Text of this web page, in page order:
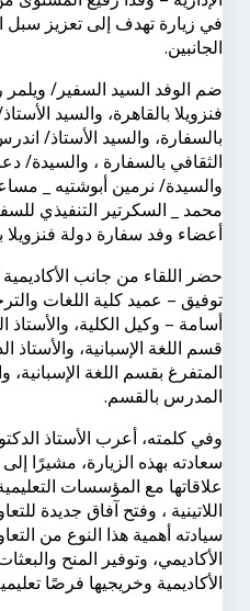
في زيارة تهدف إلى تعزيز سبل
الجانبين.
ضم الوفد السيد السفير/
فنزويلا بالقاهرة، والسيد
بالسفارة، والسيد الأستاذ/
الثقافي بالسفارة ، والسيدة/
والسيدة/ نرمين أبوشتيه _
محمد _ السكرتير التنفيذي
أعضاء وفد سفارة دولة فنزويلا
حضر اللقاء من جانب
توفيق – عميد كلية اللغات
أسامة – وكيل الكلية،
قسم اللغة الإسبانية، والأستاذ
المتفرغ بقسم اللغة
المدرس بالقسم.
وفي كلمته، أعرب الأستاذ
سعادته بهذه الزيارة، مشيرًا
علاقاتها مع المؤسسات
اللاتينية ، وفتح آفاق جديدة
سيادته أهمية هذا النوع من
الأكاديمي، وتوفير المنح
الأكاديمية وخريجيها فرصًا